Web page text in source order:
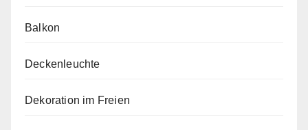
Balkon
Deckenleuchte
Dekoration im Freien